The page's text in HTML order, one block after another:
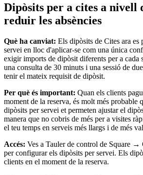
Dipòsits per a cites a nivell
reduir les absències
Què ha canviat: Els dipòsits de Cites ara
servei en lloc d'aplicar-se com una única
exigir imports de dipòsit diferents per a cada
una consulta de 30 minuts i una sessió de
tenir el mateix requisit de dipòsit.
Per què és important: Quan els clients
moment de la reserva, és molt més probable
dipòsits per servei et permeten ajustar el
manera que no cobris de més per a visites
el teu temps en serveis més llargs i de més
Accés: Ves a Tauler de control de Square
per configurar els dipòsits per servei. Els
clients en el moment de la reserva.